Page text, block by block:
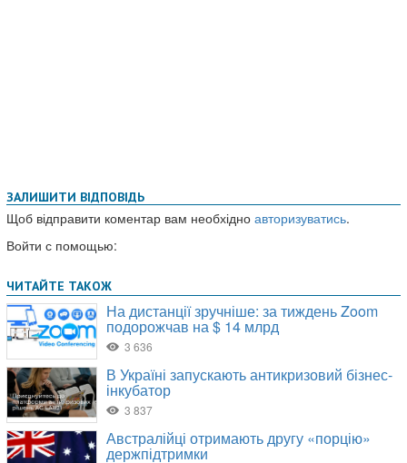
ЗАЛИШИТИ ВІДПОВІДЬ
Щоб відправити коментар вам необхідно авторизуватись.
Войти с помощью: